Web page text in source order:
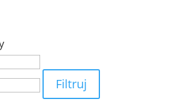
max
Filtruj